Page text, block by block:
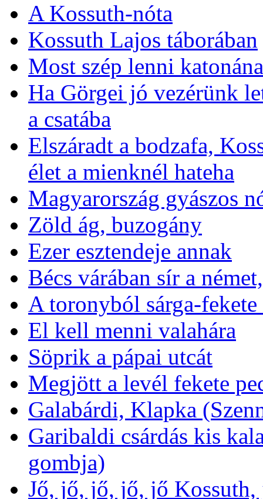
A Kossuth-nóta
Kossuth Lajos táborában
Most szép lenni
Ha Görgei jó vezérünk
a csatába
Elszáradt a bodzafa,
élet a mienknél hateha
Magyarország gyászos
Zöld ág, buzogány
Ezer esztendeje annak
Bécs várában sír a
A toronyból sárga-
El kell menni valahára
Söprik a pápai utcát
Megjött a levél fekete
Galabárdi, Klapka
Garibaldi csárdás kis
gombja)
Jő, jő, jő, jő, jő Kossuth,